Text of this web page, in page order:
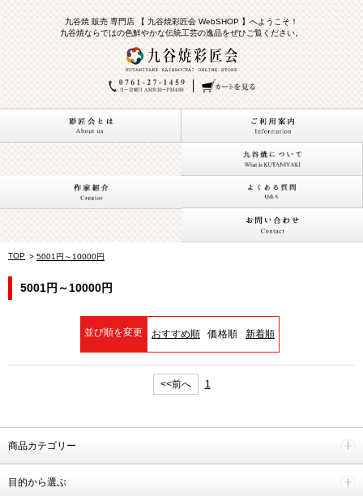
九谷焼 販売 専門店 【 九谷焼彩匠会 WebSHOP 】へようこそ！
九谷焼ならではの色鮮やかな伝統工芸の逸品をぜひご覧ください。
TOP > 5001円～10000円
5001円～10000円
並び順を変更 おすすめ順 価格順 新着順
<<前へ 1
商品カテゴリー
目的から選ぶ